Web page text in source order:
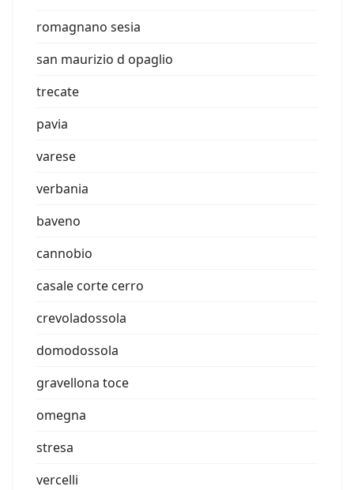
romagnano sesia
san maurizio d opaglio
trecate
pavia
varese
verbania
baveno
cannobio
casale corte cerro
crevoladossola
domodossola
gravellona toce
omegna
stresa
vercelli